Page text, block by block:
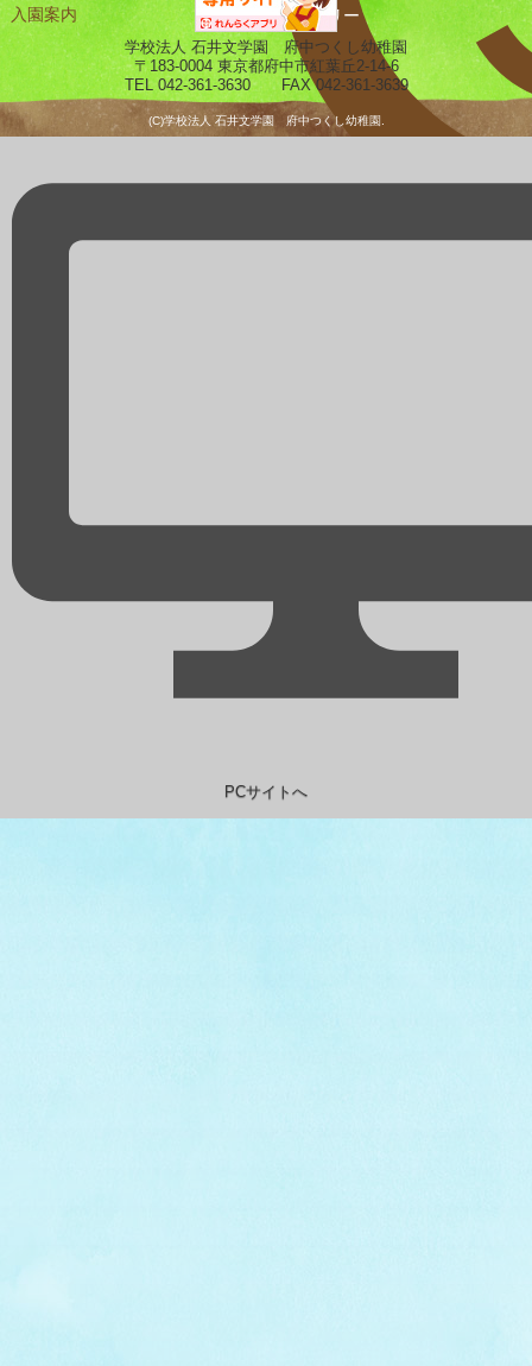
入園案内 ギャラリー
学校法人 石井文学園 府中つくし幼稚園
〒183-0004 東京都府中市紅葉丘2-14-6
TEL 042-361-3630 FAX 042-361-3639
(C)学校法人 石井文学園 府中つくし幼稚園.
PCサイトへ